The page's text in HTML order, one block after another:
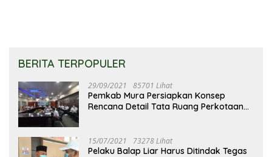
BERITA TERPOPULER
29/09/2021 85701 Lihat
Pemkab Mura Persiapkan Konsep
Rencana Detail Tata Ruang Perkotaan
15/07/2021 73278 Lihat
Pelaku Balap Liar Harus Ditindak Tegas